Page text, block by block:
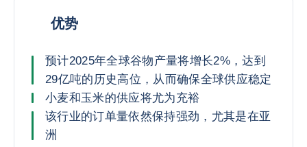
优势
预计2025年全球谷物产量将增长2%，达到
29亿吨的历史高位，从而确保全球供应稳定
小麦和玉米的供应将尤为充裕
该行业的订单量依然保持强劲，尤其是在亚
洲